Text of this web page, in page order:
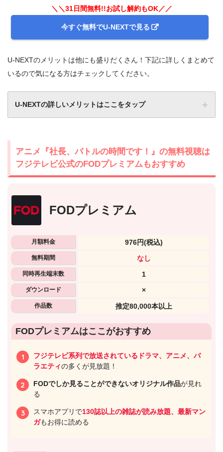
＼＼31日間無料!!お試し解約もOK／／
今すぐ無料でU-NEXTで見る
U-NEXTのメリットは他にも盛りだくさん！下記に詳しくまとめて
いるので気になる方はチェックしてください。
U-NEXTの詳しいメリットはここをタップ
アニメ『社長、バトルの時間です！』の無料視聴は
フジテレビ公式のFODプレミアムもおすすめ
FODプレミアム
月額料金 976円(税込)
無料期間 なし
同時再生端末数 1
ダウンロード ×
作品数 推定80,000本以上
FODプレミアムはここがおすすめ
フジテレビ系列で放送されているドラマ、アニメ、バ
ラエティの多くが見放題！
FODでしか見ることができないオリジナル作品が見れ
る
スマホアプリで130誌以上の雑誌が読み放題、最新マン
ガもお得に読める